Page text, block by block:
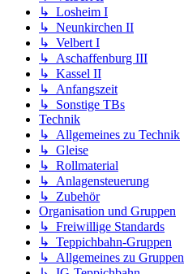
↳ Losheim I
↳ Neunkirchen II
↳ Velbert I
↳ Aschaffenburg III
↳ Kassel II
↳ Anfangszeit
↳ Sonstige TBs
Technik
↳ Allgemeines zu Technik
↳ Gleise
↳ Rollmaterial
↳ Anlagensteuerung
↳ Zubehör
Organisation und Gruppen
↳ Freiwillige Standards
↳ Teppichbahn-Gruppen
↳ Allgemeines zu Gruppen